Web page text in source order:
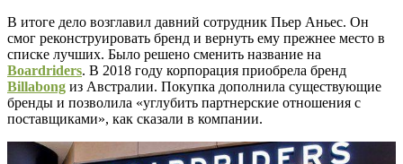
В итоге дело возглавил давний сотрудник Пьер Аньес. Он
смог реконструировать бренд и вернуть ему прежнее место в
списке лучших. Было решено сменить название на
Boardriders. В 2018 году корпорация приобрела бренд
Billabong из Австралии. Покупка дополнила существующие
бренды и позволила «углубить партнерские отношения с
поставщиками», как сказали в компании.